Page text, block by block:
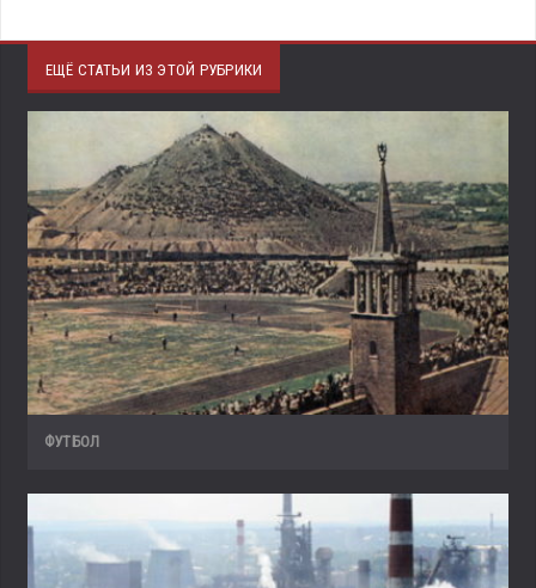
ЕЩЁ СТАТЬИ ИЗ ЭТОЙ РУБРИКИ
ФУТБОЛ